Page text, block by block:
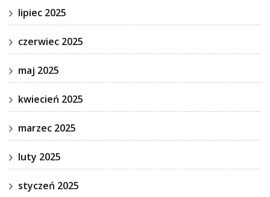
lipiec 2025
czerwiec 2025
maj 2025
kwiecień 2025
marzec 2025
luty 2025
styczeń 2025